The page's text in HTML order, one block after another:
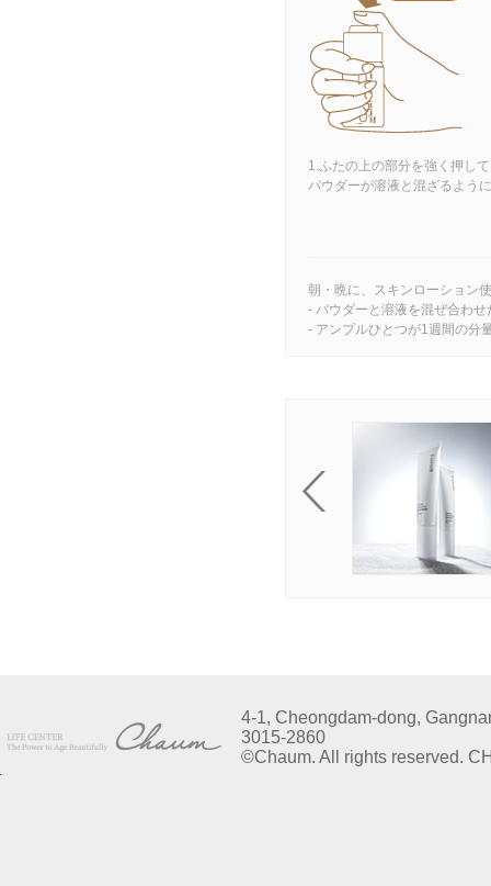
1.ふたの上の部分を強く押し
パウダーが溶液と混ざるよう
朝・晩に、スキンローション
- パウダーと溶液を混ぜ合わ
- アンプルひとつが1週間の分
4-1, Cheongdam-dong,
3015-2860
©Chaum. All rights reserved.